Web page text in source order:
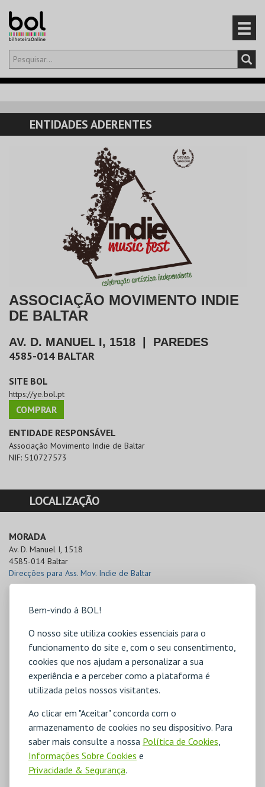
Bem-vindo à BOL!
O nosso site utiliza cookies essenciais para o
funcionamento do site e, com o seu consentimento,
cookies que nos ajudam a personalizar a sua
experiência e a perceber como a plataforma é
utilizada pelos nossos visitantes.
Ao clicar em "Aceitar" concorda com o
armazenamento de cookies no seu dispositivo. Para
saber mais consulte a nossa Política de Cookies
Informações Sobre Cookies e
Privacidade & Segurança.
Olá,iniciar sessão
CARRINHO
EVENTOS
ENTIDADES ADERENTES
ASSOCIAÇÃO MOVIMENTO INDIE
DE BALTAR
AV. D. MANUEL I, 1518 PAREDES
4585-014 BALTAR
SITE BOL
https://ye.bol.pt
COMPRAR
ENTIDADE RESPONSÁVEL
Associação Movimento Indie de Baltar
NIF: 510727573
LOCALIZAÇÃO
MORADA
Av. D. Manuel I, 1518
4585-014 Baltar
Direcções para Ass. Mov. Indie de Baltar